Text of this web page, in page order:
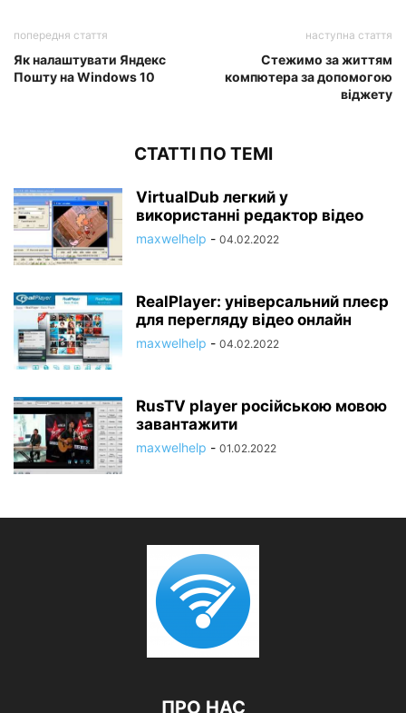
попередня стаття
Як налаштувати Яндекс
Пошту на Windows 10
наступна стаття
Стежимо за життям
компютера за допомогою
віджету
СТАТТІ ПО ТЕМІ
VirtualDub легкий у
використанні редактор відео
maxwelhelp - 04.02.2022
RealPlayer: універсальний плеєр
для перегляду відео онлайн
maxwelhelp - 04.02.2022
RusTV player російською мовою
завантажити
maxwelhelp - 01.02.2022
ПРО НАС